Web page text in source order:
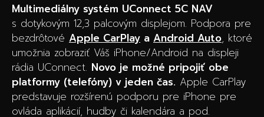
Multimediálny systém UConnect 5C NAV
s dotykovým 12,3 palcovým displejom. Podpora pre
bezdrôtové Apple CarPlay a Android Auto, ktoré
umožnia zobraziť Váš iPhone/Android na displeji
rádia UConnect. Novo je možné pripojiť obe
platformy (telefóny) v jeden čas. Apple CarPlay
predstavuje rozšírenú podporu pre iPhone pre
ovláda aplikácií, hudby či kalendára a pod.